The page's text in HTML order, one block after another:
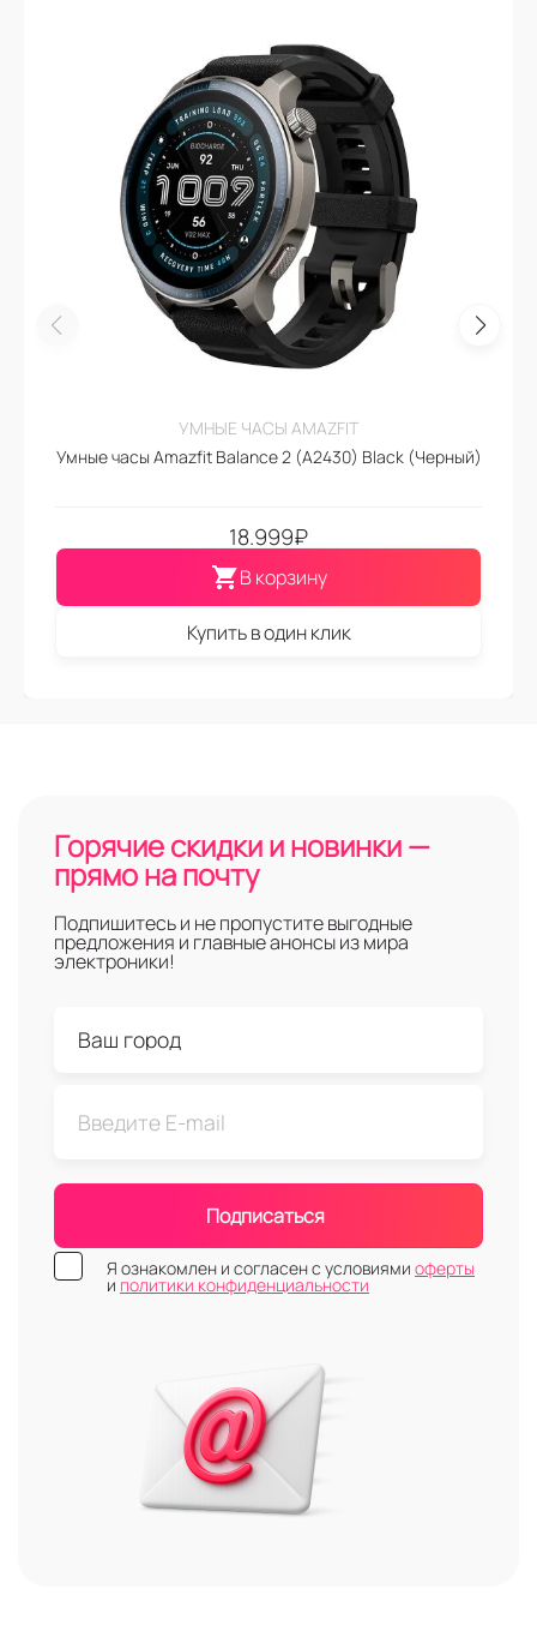
УМНЫЕ ЧАСЫ AMAZFIT
Умные часы Amazfit Balance 2 (A2430) Black (Черный)
18.999₽
В корзину
Купить в один клик
Горячие скидки и новинки —
прямо на почту
Подпишитесь и не пропустите выгодные
предложения и главные анонсы из мира
электроники!
Подписаться
Я ознакомлен и согласен с условиями оферты
и политики конфиденциальности